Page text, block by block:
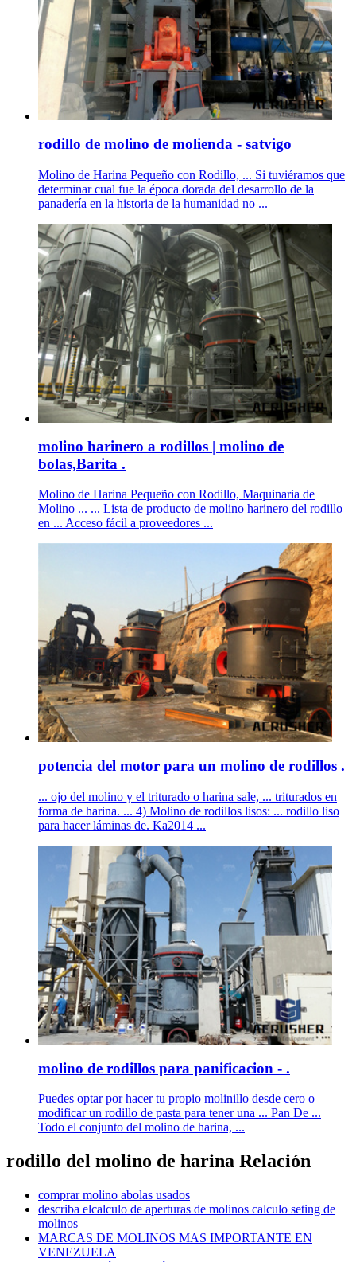
rodillo de molino de molienda - satvigo
Molino de Harina Pequeño con Rodillo, ... Si tuviéramos que
determinar cual fue la época dorada del desarrollo de la
panadería en la historia de la humanidad no ...
molino harinero a rodillos | molino de
bolas,Barita .
Molino de Harina Pequeño con Rodillo, Maquinaria de
Molino ... ... Lista de producto de molino harinero del rodillo
en ... Acceso fácil a proveedores ...
potencia del motor para un molino de rodillos .
... ojo del molino y el triturado o harina sale, ... triturados en
forma de harina. ... 4) Molino de rodillos lisos: ... rodillo liso
para hacer láminas de. Ka2014 ...
molino de rodillos para panificacion - .
Puedes optar por hacer tu propio molinillo desde cero o
modificar un rodillo de pasta para tener una ... Pan De ...
Todo el conjunto del molino de harina, ...
rodillo del molino de harina Relación
comprar molino abolas usados
describa elcalculo de aperturas de molinos calculo seting de
molinos
MARCAS DE MOLINOS MAS IMPORTANTE EN
VENEZUELA